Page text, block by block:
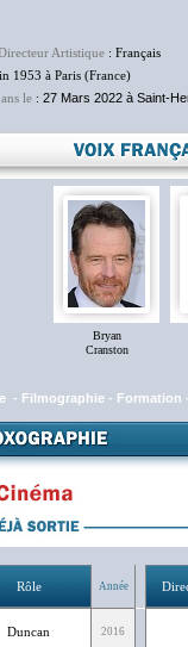
Artistique : Français
1953 à Paris (France)
le : 27 Mars 2022 à Saint-
Bryan
Cranston
- Filmographie - Formation
Rôle Année
Duncan 2016